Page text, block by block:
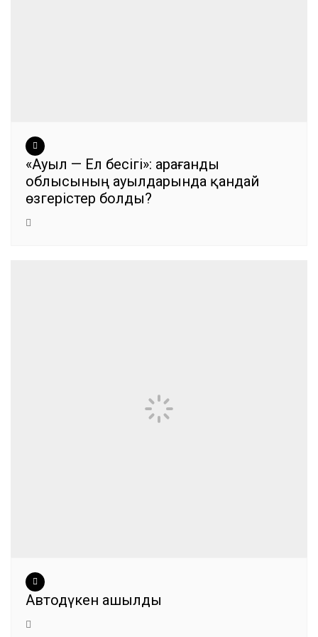
«Ауыл — Ел бесігі»: Қарағанды
облысының ауылдарында қандай
өзгерістер болды?
Автодүкен ашылды